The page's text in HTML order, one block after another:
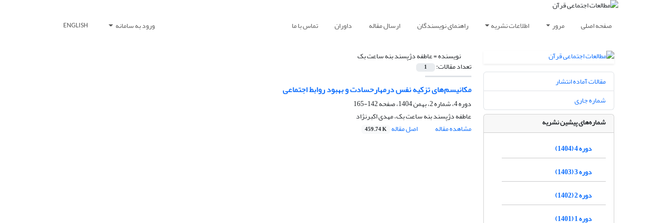
صفحه اصلی مرور اطلاعات نشریه راهنمای نویسندگان ارسال مقاله داوران تماس با ما ورود به سامانه ENGLISH
نویسنده =عاطفه دژپسند بنه ساعت بک
تعداد مقالات: 1
مکانیسم‌های تزکیه نفس درمهارحسادت و بهبود روابط اجتماعی
دوره 4، شماره 2، بهمن 1404، صفحه
142-165
عاطفه دژپسند بنه ساعت بک، مهدی اکبرنژاد
مشاهده مقاله
اصل مقاله 459.74 K
مقالات آماده انتشار
شماره جاری
شماره‌های پیشین نشریه
دوره 4 (1404)
دوره 3 (1403)
دوره 2 (1402)
دوره 1 (1401)